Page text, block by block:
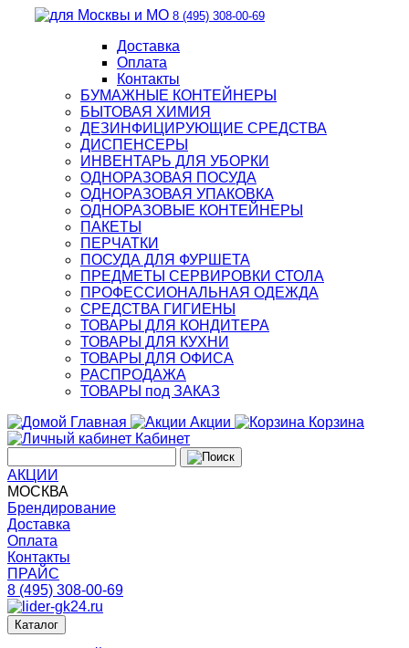
8 (495) 308-00-69
Доставка
Оплата
Контакты
БУМАЖНЫЕ КОНТЕЙНЕРЫ
БЫТОВАЯ ХИМИЯ
ДЕЗИНФИЦИРУЮЩИЕ СРЕДСТВА
ДИСПЕНСЕРЫ
ИНВЕНТАРЬ ДЛЯ УБОРКИ
ОДНОРАЗОВАЯ ПОСУДА
ОДНОРАЗОВАЯ УПАКОВКА
ОДНОРАЗОВЫЕ КОНТЕЙНЕРЫ
ПАКЕТЫ
ПЕРЧАТКИ
ПОСУДА ДЛЯ ФУРШЕТА
ПРЕДМЕТЫ СЕРВИРОВКИ СТОЛА
ПРОФЕССИОНАЛЬНАЯ ОДЕЖДА
СРЕДСТВА ГИГИЕНЫ
ТОВАРЫ ДЛЯ КОНДИТЕРА
ТОВАРЫ ДЛЯ КУХНИ
ТОВАРЫ ДЛЯ ОФИСА
РАСПРОДАЖА
ТОВАРЫ под ЗАКАЗ
Главная
Акции
Корзина
Кабинет
АКЦИИ
МОСКВА
Брендирование
Доставка
Оплата
Контакты
ПРАЙС
8 (495) 308-00-69
Каталог